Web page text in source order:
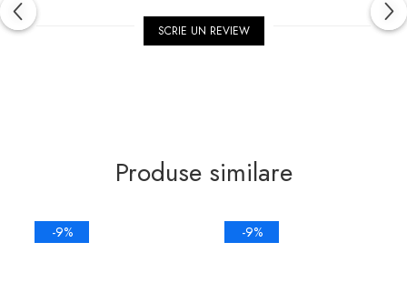
SCRIE UN REVIEW
Produse similare
-9% -9%